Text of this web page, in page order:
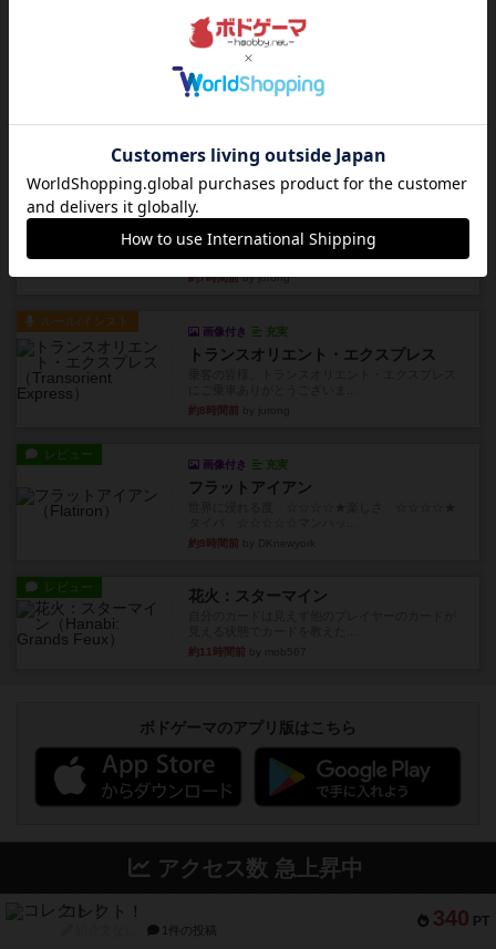
画像付き
フラットアイアン
ム選んだ企業ボードに街で...
ルール/インスト
キャプテン・フリップ：イスラ・ボンバ
イスラ・ボンバを探しに出航!潜水艦を装備し、あ
なたの乗組員を監獄から解...
約7時間前by jurong
ルール/インスト
画像付き 充実
トランスオリエント・エクスプレス
約8時間前
レビュー
画像付き 充実
フラットアイアン
約9時間前
レビュー 花火：スターマイン
約11時間前
ボドゲーマのアプリ版はこちら
アクセス数 急上昇中
340 PT
コレクト！
1件の投稿